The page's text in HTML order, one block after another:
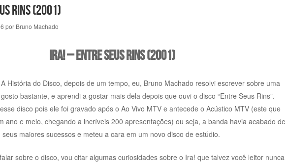
Rins (2001)
por Bruno Machado
Ira! – Entre Seus Rins (2001)
História do Disco, depois de um tempo, eu, Bruno Machado resolvi escrever sobre uma
bastante, e aprendi a gostar mais dela depois que ouvi o disco “Entre Seus Rins”.
disco pois ele foi gravado após o Ao Vivo MTV e antecede o Acústico MTV (este que
ano e meio, chegando a incríveis 200 apresentações) ou seja, a banda havia acabado de
maiores sucessos e meteu a cara em um novo disco de estúdio.
sobre o disco, vou citar algumas curiosidades sobre o Ira! que talvez você leitor nunca